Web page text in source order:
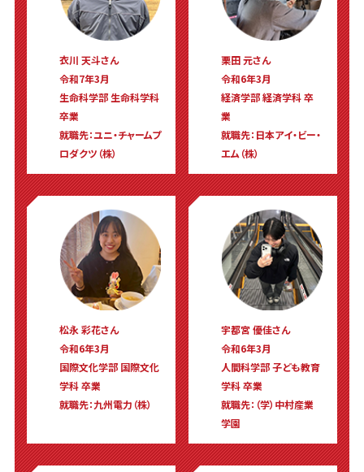
衣川 天斗さん
令和7年3月
生命科学部 生命科学科
卒業
就職先：ユニ・チャームプ
ロダクツ（株）
栗田 元さん
令和6年3月
経済学部 経済学科 卒
業
就職先：日本アイ・ビー・
エム（株）
松永 彩花さん
令和6年3月
国際文化学部 国際文化
学科 卒業
就職先：九州電力（株）
宇都宮 優佳さん
令和6年3月
人間科学部 子ども教育
学科 卒業
就職先：（学）中村産業
学園